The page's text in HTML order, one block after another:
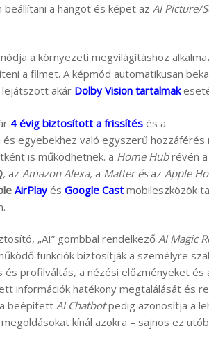
a hangot és képet az AI Picture/
a környezeti megvilágításhoz
a filmet. A képmód automatikusan
lejátszott akár Dolby Vision tartalmak
4 évig biztosított a frissítés és a
egyebekhez való egyszerű hozzáférés
is működhetnek. a Home Hubrévén a
, az Amazon Alexa, a Matter ésaz Apple
AirPlayés Google Cast mobileszközök
„AI” gombbal rendelkező AI Magic
funkciók biztosítják a személyre
profilváltás, a nézési előzményeket és
információk hatékony megtalálását és
beépítettAI Chatbotpedig azonosítja a
kínál azokra – sajnos ez